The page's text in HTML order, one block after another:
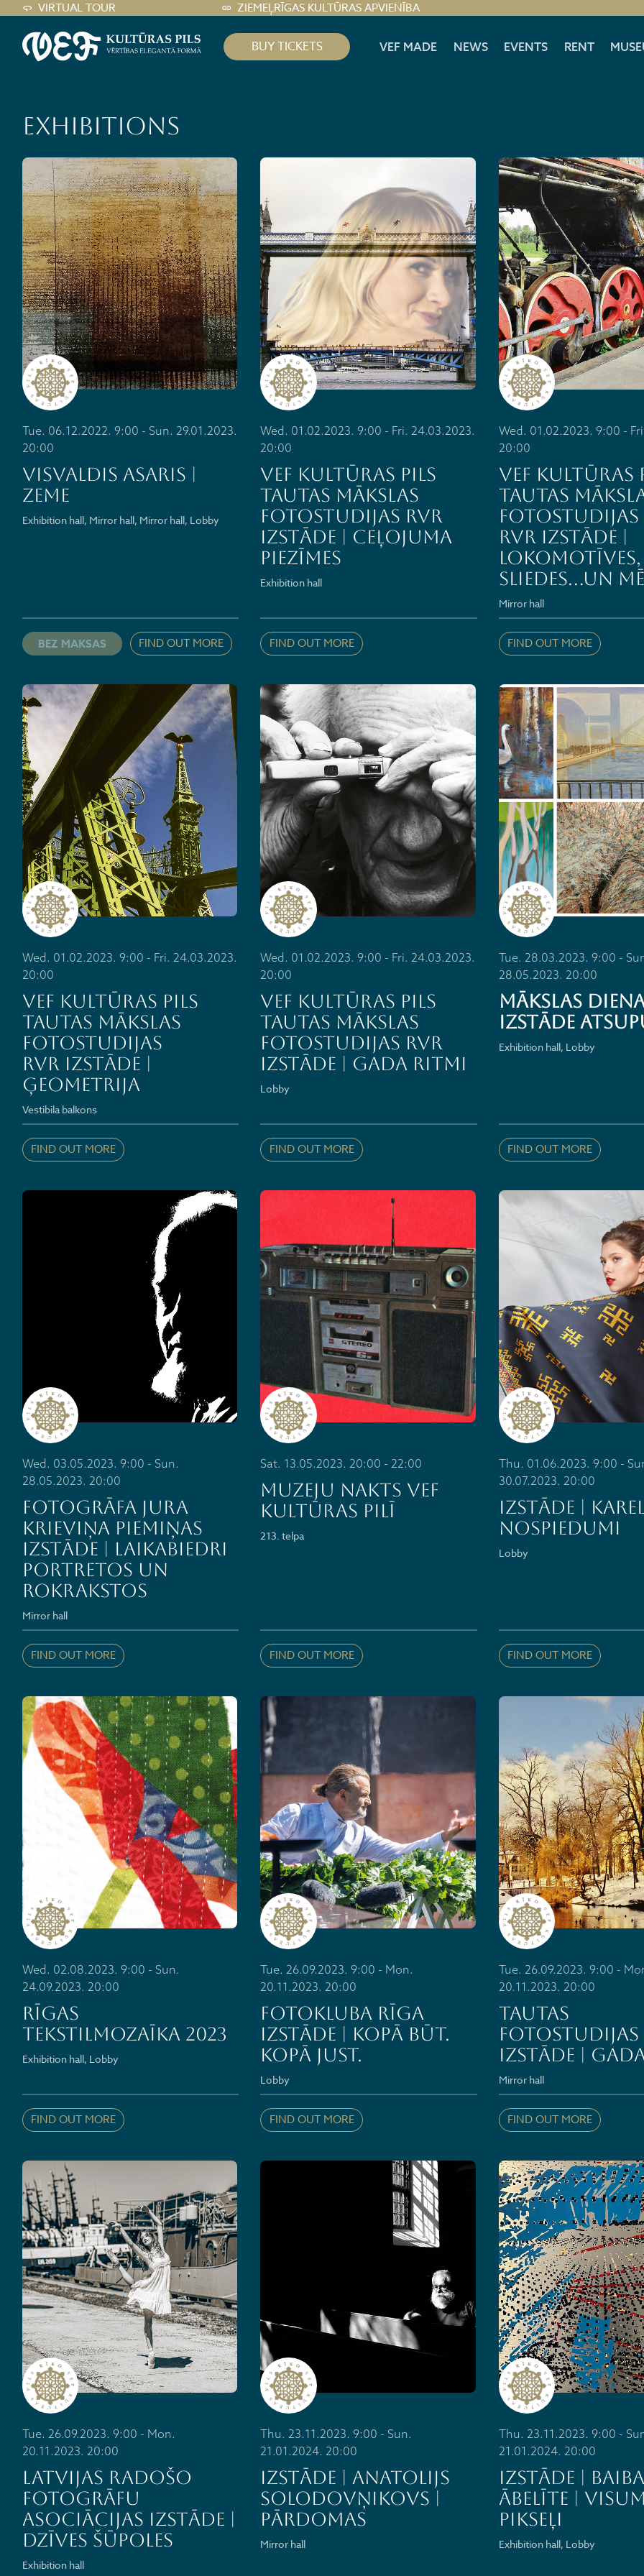
VIRTUAL TOUR ZIEMEĻRĪGAS KULTŪRAS APVIENĪBA
BUY TICKETS VEF MADE NEWS EVENTS RENT
Exhibitions
Tue. 06.12.2022. 9:00 - Sun. 29.01.2023.
20:00
VISVALDIS ASARIS |
ZEME
Exhibition hall, Mirror hall, Mirror hall, Lobby
BEZ MAKSAS FIND OUT MORE
Wed. 01.02.2023. 9:00 - Fri. 24.03.2023.
20:00
VEF Kultūras pils
Tautas mākslas
fotostudijas RVR
izstāde | CEĻOJUMA
PIEZĪMES
Exhibition hall
FIND OUT MORE
Wed. 01.02.2023. 9:00 -
20:00
VEF Kultūras
Tautas
fotostudijas
RVR izstāde |
SLIEDES…UN
Mirror hall
FIND OUT MORE
Wed. 01.02.2023. 9:00 - Fri. 24.03.2023.
20:00
VEF Kultūras pils
Tautas mākslas
fotostudijas
RVR izstāde |
ĢEOMETRIJA
Vestibila balkons
FIND OUT MORE
Wed. 01.02.2023. 9:00 - Fri. 24.03.2023.
20:00
VEF Kultūras pils
Tautas mākslas
fotostudijas RVR
izstāde | GADA RITMI
Lobby
FIND OUT MORE
Tue. 28.03.2023. 9:00 -
28.05.2023. 20:00
MĀKSLAS
izstāde
Exhibition hall, Lobby
FIND OUT MORE
Wed. 03.05.2023. 9:00 - Sun.
28.05.2023. 20:00
Fotogrāfa Jura
Krieviņa piemiņas
izstāde | LAIKABIEDRI
PORTRETOS UN
ROKRAKSTOS
Mirror hall
FIND OUT MORE
Sat. 13.05.2023. 20:00 - 22:00
MUZEJU NAKTS VEF
KULTŪRAS PILĪ
213. telpa
FIND OUT MORE
Thu. 01.06.2023. 9:00 -
30.07.2023. 20:00
IZSTĀDE |
NOSPIEDUMI
Lobby
FIND OUT MORE
Wed. 02.08.2023. 9:00 - Sun.
24.09.2023. 20:00
RĪGAS
TEKSTILMOZAĪKA 2023
Exhibition hall, Lobby
FIND OUT MORE
Tue. 26.09.2023. 9:00 - Mon.
20.11.2023. 20:00
Fotokluba RĪGA
izstāde | KOPĀ BŪT.
KOPĀ JUST.
Lobby
FIND OUT MORE
Tue. 26.09.2023. 9:00 -
20.11.2023. 20:00
Tautas
fotostudijas
izstāde |
Mirror hall
FIND OUT MORE
Tue. 26.09.2023. 9:00 - Mon.
20.11.2023. 20:00
Latvijas Radošo
fotogrāfu
asociācijas IZSTĀDE |
DZĪVES ŠŪPOLES
Exhibition hall
Thu. 23.11.2023. 9:00 - Sun.
21.01.2024. 20:00
IZSTĀDE | ANATOLIJS
SOLODOVŅIKOVS |
PĀRDOMAS
Mirror hall
Thu. 23.11.2023. 9:00 -
21.01.2024. 20:00
IZSTĀDE | BAIBA
ĀBELĪTE |
PIKSEĻI
Exhibition hall, Lobby